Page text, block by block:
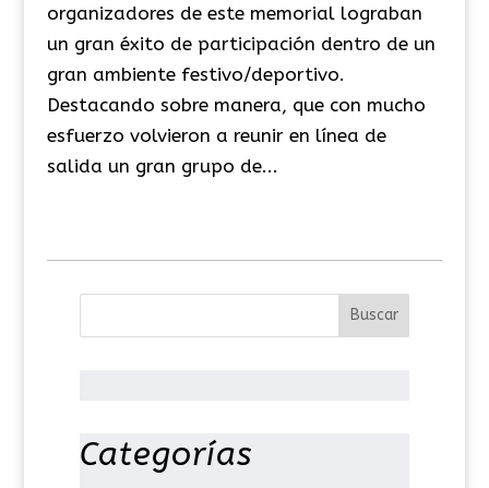
organizadores de este memorial lograban
un gran éxito de participación dentro de un
gran ambiente festivo/deportivo.
Destacando sobre manera, que con mucho
esfuerzo volvieron a reunir en línea de
salida un gran grupo de...
Categorías